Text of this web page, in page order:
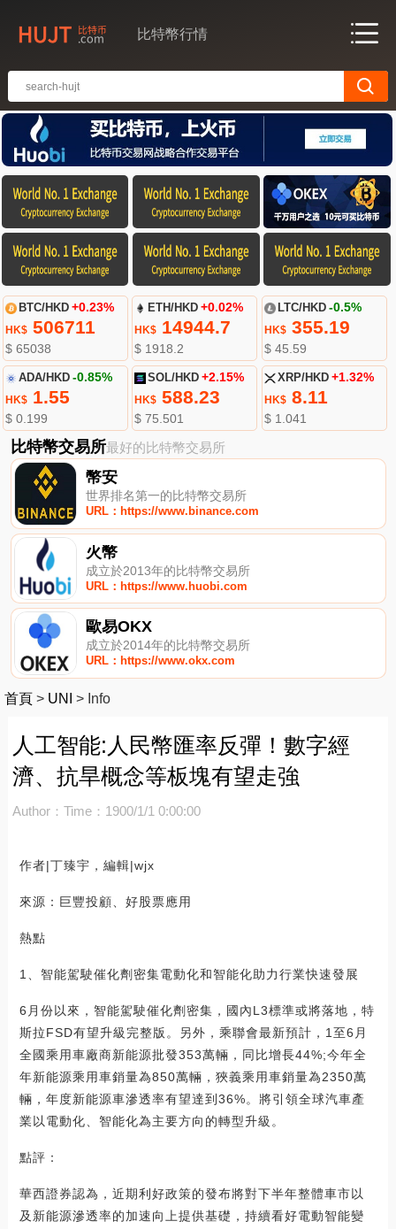
比特幣行情
BTC/HKD +0.23%
HK$506711
$ 65038
ETH/HKD +0.02%
HK$ 14944.7
$ 1918.2
LTC/HKD -0.5%
HK$355.19
$ 45.59
ADA/HKD -0.85%
HK$1.55
$ 0.199
SOL/HKD +2.15%
HK$ 588.23
$ 75.501
XRP/HKD +1.32%
HK$8.11
$ 1.041
比特幣交易所最好的比特幣交易所
幣安
世界排名第一的比特幣交易所
URL：https://www.binance.com
火幣
成立於2013年的比特幣交易所
URL：https://www.huobi.com
歐易OKX
成立於2014年的比特幣交易所
URL：https://www.okx.com
首頁 > UNI > Info
人工智能:人民幣匯率反彈！數字經
濟、抗旱概念等板塊有望走強
Author： Time：1900/1/1 0:00:00
作者|丁臻宇，編輯|wjx
來源：巨豐投顧、好股票應用
熱點
1、智能駕駛催化劑密集電動化和智能化助力行業快速發展
6月份以來，智能駕駛催化劑密集，國內L3標準或將落地，特
斯拉FSD有望升級完整版。另外，乘聯會最新預計，1至6月
全國乘用車廠商新能源批發353萬輛，同比增長44%;今年全
年新能源乘用車銷量為850萬輛，狹義乘用車銷量為2350萬
輛，年度新能源車滲透率有望達到36%。將引領全球汽車產
業以電動化、智能化為主要方向的轉型升級。
點評：
華西證券認為，近期利好政策的發布將對下半年整體車市以
及新能源滲透率的加速向上提供基礎，持續看好電動智能變